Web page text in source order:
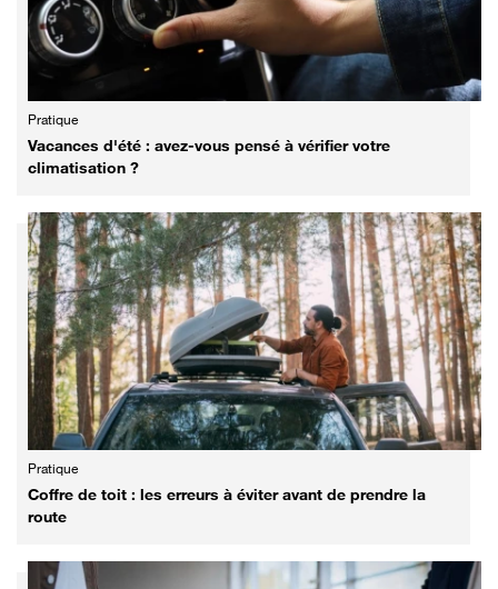
Pratique
Vacances d'été : avez-vous pensé à vérifier votre
climatisation ?
Pratique
Coffre de toit : les erreurs à éviter avant de prendre la
route